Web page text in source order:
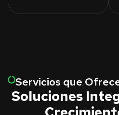
Servicios que
Soluciones